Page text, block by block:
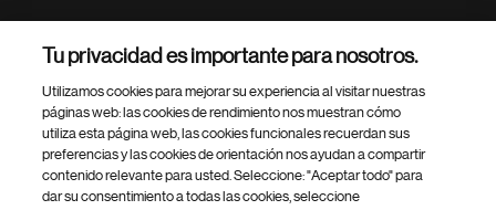
Footer Site Search
Tu privacidad es importante para nosotros.
Utilizamos cookies para mejorar su experiencia al visitar nuestras
páginas web: las cookies de rendimiento nos muestran cómo
utiliza esta página web, las cookies funcionales recuerdan sus
preferencias y las cookies de orientación nos ayudan a compartir
contenido relevante para usted. Seleccione: "Aceptar todo" para
dar su consentimiento a todas las cookies, seleccione